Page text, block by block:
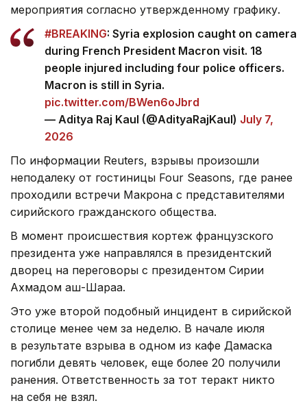
мероприятия согласно утвержденному графику.
#BREAKING: Syria explosion caught on camera
during French President Macron visit. 18
people injured including four police officers.
Macron is still in Syria.
pic.twitter.com/BWen6oJbrd
— Aditya Raj Kaul (@AdityaRajKaul) July 7,
2026
По информации Reuters, взрывы произошли
неподалеку от гостиницы Four Seasons, где ранее
проходили встречи Макрона с представителями
сирийского гражданского общества.
В момент происшествия кортеж французского
президента уже направлялся в президентский
дворец на переговоры с президентом Сирии
Ахмадом аш-Шараа.
Это уже второй подобный инцидент в сирийской
столице менее чем за неделю. В начале июля
в результате взрыва в одном из кафе Дамаска
погибли девять человек, еще более 20 получили
ранения. Ответственность за тот теракт никто
на себя не взял.